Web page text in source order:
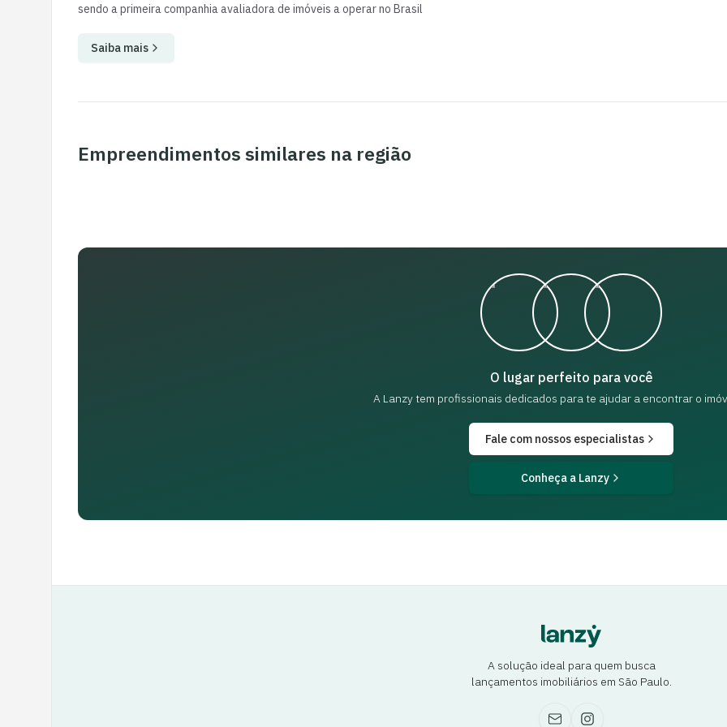
sendo a primeira companhia avaliadora de imóveis a operar no Brasil
Saiba mais
Empreendimentos similares na região
O lugar perfeito para você
A Lanzy tem profissionais dedicados parate ajudar a encontrar o
Fale com nossos especialistas
Conheça a Lanzy
A solução ideal para quem busca
lançamentos imobiliários em São Paulo.